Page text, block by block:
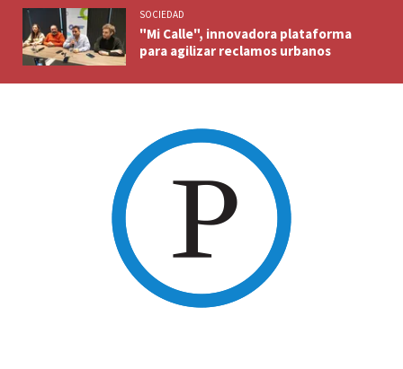
SOCIEDAD
"Mi Calle", innovadora plataforma
para agilizar reclamos urbanos